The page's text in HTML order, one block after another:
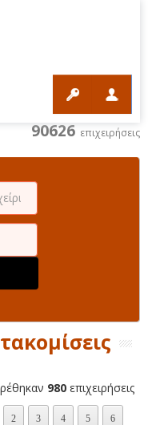
90626 επιχειρήσεις
980 επιχειρήσεις
2 3 4 5 6